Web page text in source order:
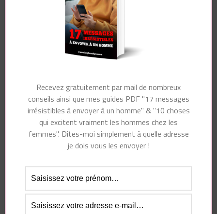
E-mail*
Enregistrer mon nom, mon e-mail et mon site dans
Recevez gratuitement par mail de nombreux
conseils ainsi que mes guides PDF "17 messages
irrésistibles à envoyer à un homme" & "10 choses
qui excitent vraiment les hommes chez les
femmes". Dites-moi simplement à quelle adresse
je dois vous les envoyer !